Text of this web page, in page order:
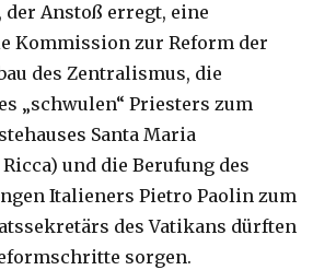
der Anstoß erregt, eine
Kommission zur Reform der
des Zentralismus, die
„schwulen“ Priesters zum
Santa Maria
und die Berufung des
Italieners Pietro Paolin zum
des Vatikans dürften
sorgen.